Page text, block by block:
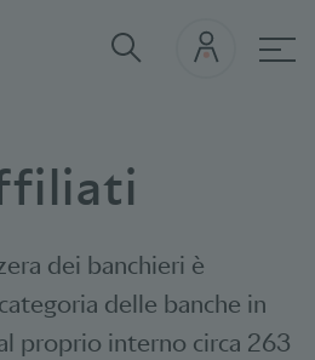
dei banchieri è
delle banche in
proprio interno circa 263